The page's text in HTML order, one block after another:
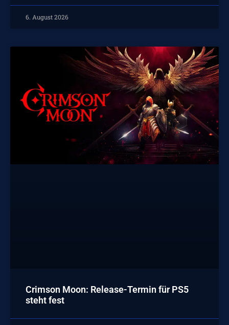
6. August 2026
Crimson Moon: Release-Termin für PS5
steht fest